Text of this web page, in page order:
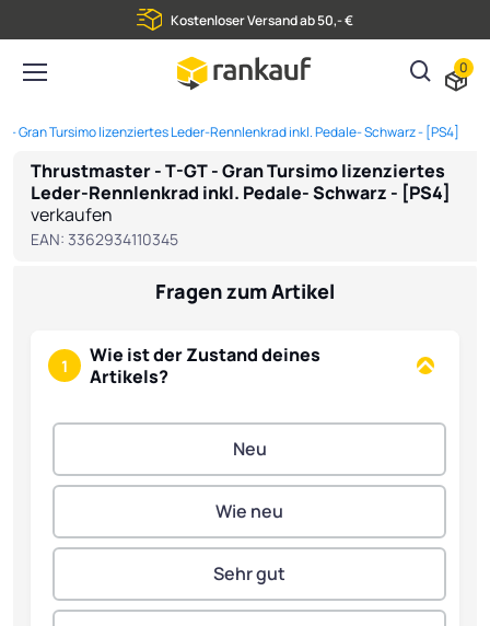
Kostenloser Versand ab 50,- €
0
- Gran Tursimo lizenziertes Leder-Rennlenkrad inkl. Pedale- Schwarz - [PS4]
Thrustmaster - T-GT - Gran Tursimo lizenziertes
Leder-Rennlenkrad inkl. Pedale- Schwarz - [PS4]
verkaufen
EAN: 3362934110345
Fragen zum Artikel
1
Wie ist der Zustand deines
Artikels?